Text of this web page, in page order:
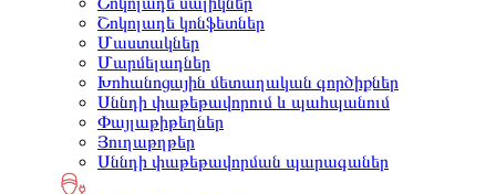
Շոկոլադե կոնֆետներ
Մաստակներ
Մարմելադներ
Խոհանոցային մետաղական գործիքներ
Սննդի փաթեթավորում և պահպանում
Փայլաթիթեղներ
Յուղաթղթեր
Սննդի փաթեթավորման պարագաներ